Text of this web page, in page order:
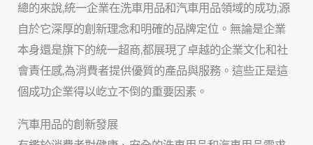
總的來說,統一企業在洗車用品和汽車用品領域的成功,源
自於它深厚的創新理念和明確的品牌定位。無論是企業
本身還是旗下的統一超商,都展現了卓越的企業文化和社
會責任感,為消費者提供優質的產品與服務。這些正是這
個成功企業得以屹立不倒的重要因素。
汽車用品的創新發展